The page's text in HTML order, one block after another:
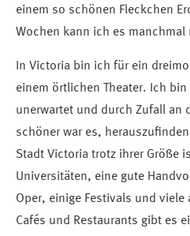
einem so schönen Fleckchen
Wochen kann ich es
In Victoria bin ich für ein
einem örtlichen Theater. Ich
unerwartet und durch Zufall an
schöner war es,
Stadt Victoria trotz ihrer Größe
Universitäten, eine gute
Oper, einige Festivals und
Cafés und Restaurants gibt es